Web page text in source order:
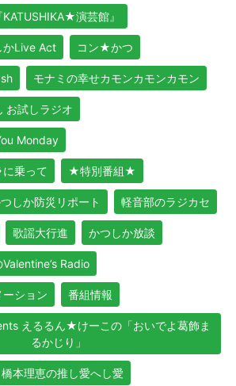
演芸館』
かLive Act コン★かつ
モナミの幸せカモンカモンカモン
お試しラジオ
Monday
乗って ★特別番組★
しか防災リポート 軽音部のラジカセ
歌謡大行進 かつしか放談
Radio
ション 番組情報
えるるん★けーこの「おいでよ葛飾ま
るかじり」
橋本理恵の推し愛へし愛